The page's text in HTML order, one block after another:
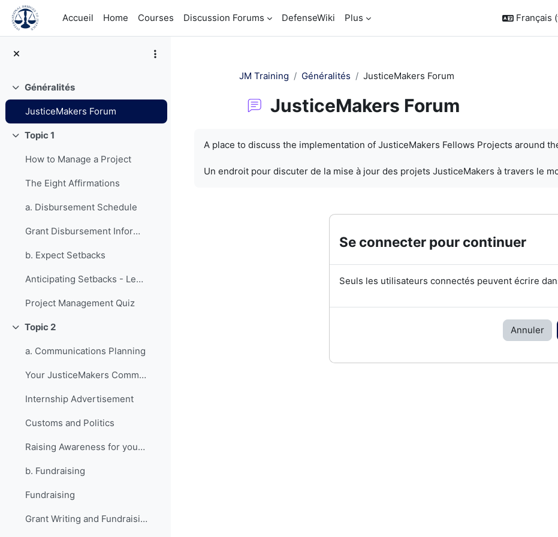
Passer au contenu principal
Accueil
Home Courses Discussion Forums DefenseWiki Plus Français
Replier
Généralités
JusticeMakers Forum
Replier
Topic 1
How to Manage a Project
The Eight Affirmations
a. Disbursement Schedule
Grant Disbursement Information
b. Expect Setbacks
Anticipating Setbacks - Lessons from Previous Fellows
Project Management Quiz
Replier
Topic 2
a. Communications Planning
Your JusticeMakers Communications Intern
Internship Advertisement
Customs and Politics
Raising Awareness for your Project - Lessons from Previous Fellows
b. Fundraising
Fundraising
Grant Writing and Fundraising Guide-sheet
JM Training Généralités JusticeMakers Forum
JusticeMakers Forum
A place to discuss the implementation of JusticeMakers Fellows Projects around
Un endroit pour discuter de la mise à jour des projets JusticeMakers à travers le
Se connecter pour continuer
Seuls les utilisateurs connectés peuvent écrire
Annuler